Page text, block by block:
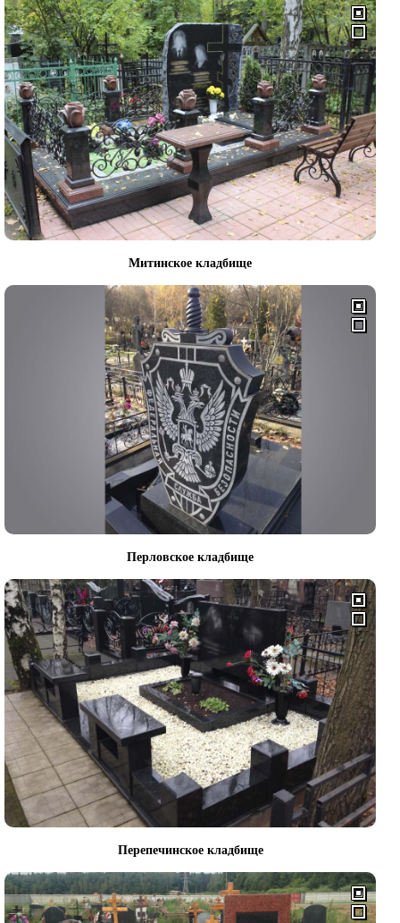
Митинское кладбище
Перловское кладбище
Перепечинское кладбище